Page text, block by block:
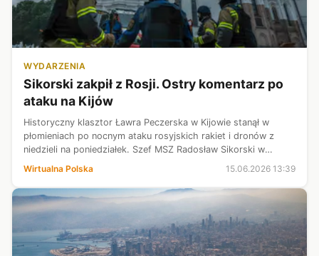
WYDARZENIA
Sikorski zakpił z Rosji. Ostry komentarz po
ataku na Kijów
Historyczny klasztor Ławra Peczerska w Kijowie stanął w
płomieniach po nocnym ataku rosyjskich rakiet i dronów z
niedzieli na poniedziałek. Szef MSZ Radosław Sikorski w
uszczypliwy dla Kremla sposób odniósł się do sprawy w
Wirtualna Polska 15.06.2026 13:39